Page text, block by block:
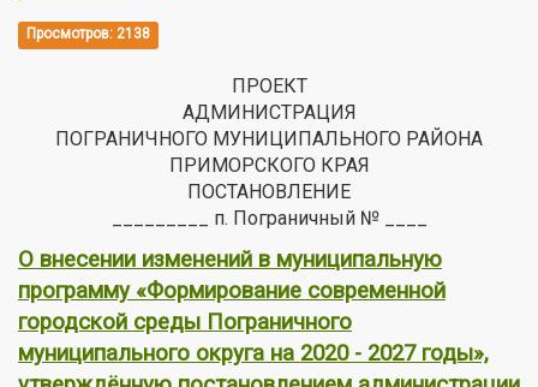
Просмотров: 2138
ПРОЕКТ
АДМИНИСТРАЦИЯ
ПОГРАНИЧНОГО МУНИЦИПАЛЬНОГО РАЙОНА
ПРИМОРСКОГО КРАЯ
ПОСТАНОВЛЕНИЕ
_________ п. Пограничный № ____
О внесении изменений в муниципальную
программу «Формирование современной
городской среды Пограничного
муниципального округа на 2020 - 2027 годы»,